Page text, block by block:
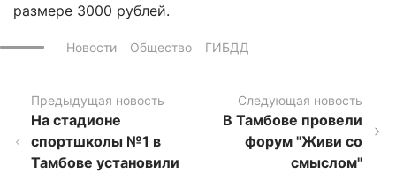
размере 3000 рублей.
Новости Общество ГИБДД
Предыдущая новость
На стадионе
спортшколы №1 в
Тамбове установили
Следующая новость
В Тамбове провели
форум "Живи со
смыслом"